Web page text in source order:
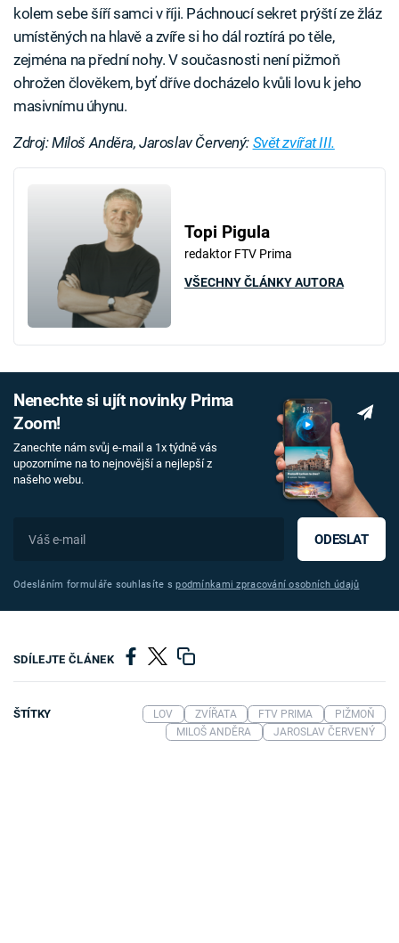
kolem sebe šíří samci v říji. Páchnoucí sekret prýští ze žláz
umístěných na hlavě a zvíře si ho dál roztírá po těle,
zejména na přední nohy. V současnosti není pižmoň
ohrožen člověkem, byť dříve docházelo kvůli lovu k jeho
masivnímu úhynu.
Zdroj: Miloš Anděra, Jaroslav Červený: Svět zvířat III.
Topi Pigula
redaktor FTV Prima
VŠECHNY ČLÁNKY AUTORA
Nenechte si ujít novinky Prima
Zoom!
Zanechte nám svůj e-mail a 1x týdně vás
upozorníme na to nejnovější a nejlepší z
našeho webu.
ODESLAT
Odesláním formuláře souhlasíte spodmínkami zpracování osobních údajů
SDÍLEJTE ČLÁNEK
ŠTÍTKY LOV ZVÍŘATA FTV PRIMA
PIŽMOŇ
MILOŠ ANDĚRA
JAROSLAV ČERVENÝ